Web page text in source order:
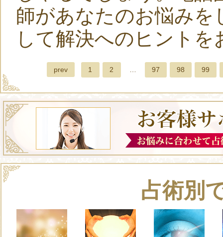
師があなたのお悩みを
して解決へのヒントを
prev 1 2 … 97 98 99
占術別